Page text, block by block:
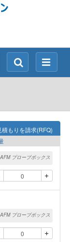
メ
ニ
検
索
もりを請求(RFQ)
プローブボックス
プローブボックス